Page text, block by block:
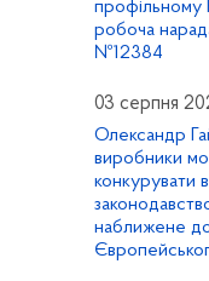
профільному
робоча
№12384
03 серпня
Олександр
виробники
конкурувати
наближене